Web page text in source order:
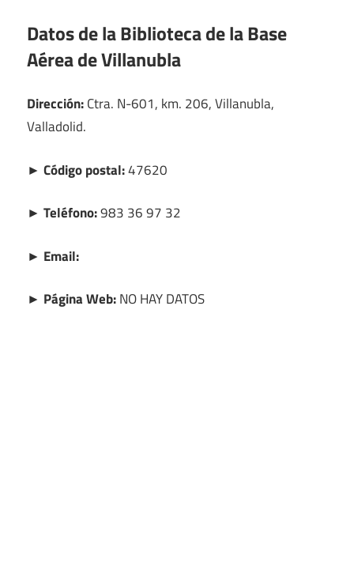
Datos de la Biblioteca de la Base
Aérea de Villanubla
Dirección:Ctra. N-601, km. 206, Villanubla,
Valladolid.
► Código postal:47620
► Teléfono:983 36 97 32
► Email:
► Página Web:NO HAY DATOS